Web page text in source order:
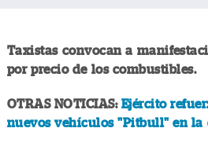
Taxistas convocan a
por precio de los combustibles.
OTRAS NOTICIAS: Ejército
nuevos vehículos "Pitbull" en la